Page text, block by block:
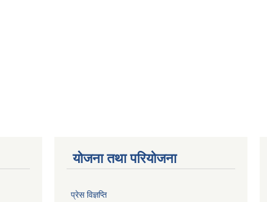
योजना तथा परियोजना
प्रेस विज्ञप्ति